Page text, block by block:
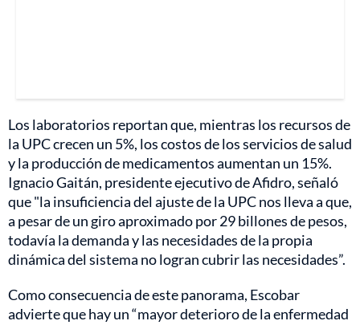
Los laboratorios reportan que, mientras los recursos de
la UPC crecen un 5%, los costos de los servicios de salud
y la producción de medicamentos aumentan un 15%.
Ignacio Gaitán, presidente ejecutivo de Afidro, señaló
que "la insuficiencia del ajuste de la UPC nos lleva a que,
a pesar de un giro aproximado por 29 billones de pesos,
todavía la demanda y las necesidades de la propia
dinámica del sistema no logran cubrir las necesidades”.
Como consecuencia de este panorama, Escobar
advierte que hay un “mayor deterioro de la enfermedad